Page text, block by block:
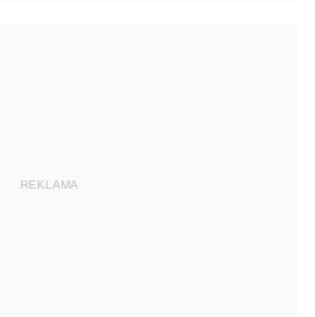
REKLAMA